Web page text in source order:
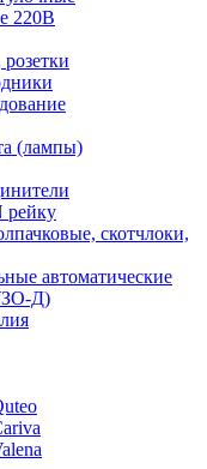
220В
(лампы)
скотчлоки,
автоматические
Д)